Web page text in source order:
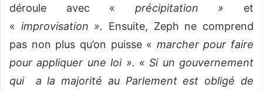
déroule avec « précipitation » et
« improvisation ». Ensuite, Zeph ne comprend
pas non plus qu’on puisse « marcher pour faire
pour appliquer une loi ». « Si un gouvernement
qui a la majorité au Parlement est obligé de